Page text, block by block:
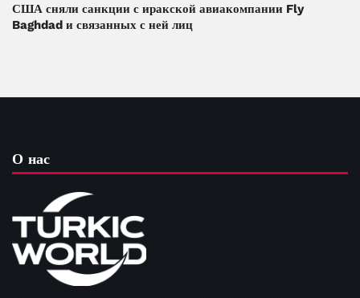
США сняли санкции с иракской авиакомпании Fly
Baghdad и связанных с ней лиц
О нас